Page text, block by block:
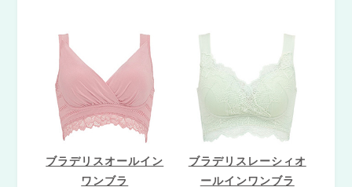
ブラデリスオールイン
ワンブラ
ブラデリスレーシィオ
ールインワンブラ